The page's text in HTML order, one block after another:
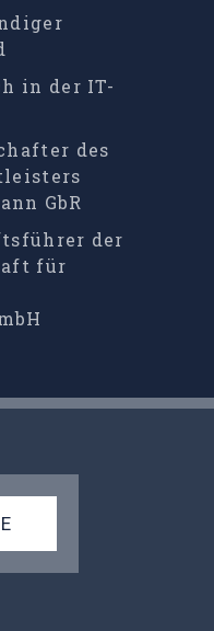
in der IT-
des
GbR
der
für